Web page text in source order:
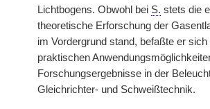
Lichtbogens. Obwohl bei S. stets die
theoretische Erforschung der
im Vordergrund stand, befaßte er
praktischen
Forschungsergebnisse in der
Gleichrichter- und Schweißtechnik.